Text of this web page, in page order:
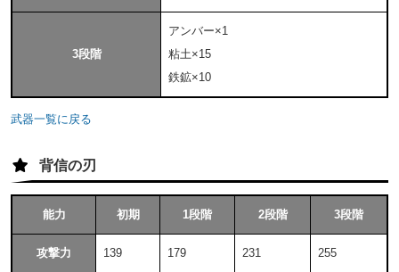
3段階
アンバー×1
粘土×15
鉄鉱×10
武器一覧に戻る
背信の刃
能力 初期 1段階 2段階 3段階
攻撃力 139 179 231 255